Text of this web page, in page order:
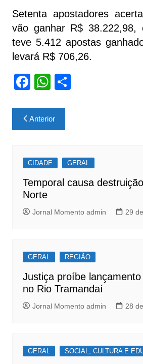
Setenta apostadores
vão ganhar R$ 38.222,98,
teve 5.412 apostas
levará R$ 706,26.
F
c
e
o
o
k
W
at
s
p
p
S
Navegação
de
Anterior
CIDADE GERAL
Temporal causa
Norte
Jornal Momento admin 29
GERAL REGIÃO
Justiça proíbe
no Rio Tramandaí
Jornal Momento admin 28
GERAL SOCIAL, CULTURA E